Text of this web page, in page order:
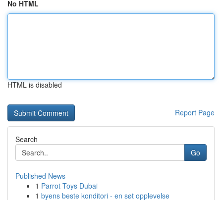
No HTML
HTML is disabled
Report Page
Search
Go
Published News
1 Parrot Toys Dubai
1 byens beste konditori - en søt opplevelse